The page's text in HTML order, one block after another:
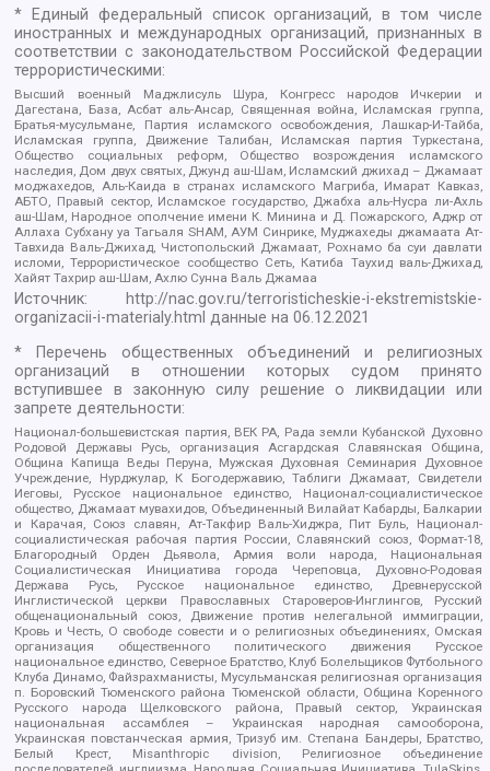
* Единый федеральный список организаций, в том числе
иностранных и международных организаций, признанных в
соответствии с законодательством Российской Федерации
террористическими:
Высший военный Маджлисуль Шура, Конгресс народов Ичкерии и
Дагестана, База, Асбат аль-Ансар, Священная война, Исламская группа,
Братья-мусульмане, Партия исламского освобождения, Лашкар-И-Тайба,
Исламская группа, Движение Талибан, Исламская партия Туркестана,
Общество социальных реформ, Общество возрождения исламского
наследия, Дом двух святых, Джунд аш-Шам, Исламский джихад – Джамаат
моджахедов, Аль-Каида в странах исламского Магриба, Имарат Кавказ,
АБТО, Правый сектор, Исламское государство, Джабха аль-Нусра ли-Ахль
аш-Шам, Народное ополчение имени К. Минина и Д. Пожарского, Аджр от
Аллаха Субхану уа Тагьаля SHAM, АУМ Синрике, Муджахеды джамаата Ат-
Тавхида Валь-Джихад, Чистопольский Джамаат, Рохнамо ба суи давлати
исломи, Террористическое сообщество Сеть, Катиба Таухид валь-Джихад,
Хайят Тахрир аш-Шам, Ахлю Сунна Валь Джамаа
Источник:
http://nac.gov.ru/terroristicheskie-i-ekstremistskie-
organizacii-i-materialy.html данные на06.12.2021
* Перечень общественных объединений и религиозных
организаций в отношении которых судом принято
вступившее в законную силу решение о ликвидации или
запрете деятельности:
Национал-большевистская партия, ВЕК РА, Рада земли Кубанской Духовно
Родовой Державы Русь, организация Асгардская Славянская Община,
Община Капища Веды Перуна, Мужская Духовная Семинария Духовное
Учреждение, Нурджулар, К Богодержавию, Таблиги Джамаат, Свидетели
Иеговы, Русское национальное единство, Национал-социалистическое
общество, Джамаат мувахидов, Объединенный Вилайат Кабарды, Балкарии
и Карачая, Союз славян, Ат-Такфир Валь-Хиджра, Пит Буль, Национал-
социалистическая рабочая партия России, Славянский союз, Формат-18,
Благородный Орден Дьявола, Армия воли народа, Национальная
Социалистическая Инициатива города Череповца, Духовно-Родовая
Держава Русь, Русское национальное единство, Древнерусской
Инглистической церкви Православных Староверов-Инглингов, Русский
общенациональный союз, Движение против нелегальной иммиграции,
Кровь и Честь, О свободе совести и о религиозных объединениях, Омская
организация общественного политического движения Русское
национальное единство, Северное Братство, Клуб Болельщиков Футбольного
Клуба Динамо, Файзрахманисты, Мусульманская религиозная организация
п. Боровский Тюменского района Тюменской области, Община Коренного
Русского народа Щелковского района, Правый сектор, Украинская
национальная ассамблея – Украинская народная самооборона,
Украинская повстанческая армия, Тризуб им. Степана Бандеры, Братство,
Белый Крест, Misanthropic division, Религиозное объединение